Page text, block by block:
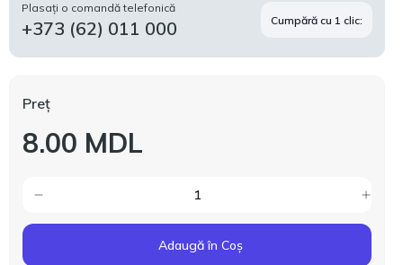
Plasați o comandă telefonică
+373 (62) 011 000 Cumpără cu 1 clic:
Preț
8.00 MDL
Adaugă în Coș